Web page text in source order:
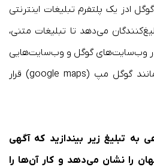
ادز یک پلتفرم تبلیغات اینترنتی
می‌دهد تا تبلیغات متنی،
وب‌سایت‌های گوگل و وب‌سایت‌هایی
که با آن شریک هستند؛ مانند گوگل مپ (google maps) قرار
به تبلیغ زیر بیندازید که آگهی
را نشان می‌دهد و کار آن‌ها را